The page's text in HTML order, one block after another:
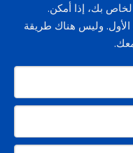
بك، إذا أمكن.
الأول. وليس هناك طريقة